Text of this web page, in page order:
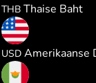
THB Thaise Baht
USD Amerikaanse